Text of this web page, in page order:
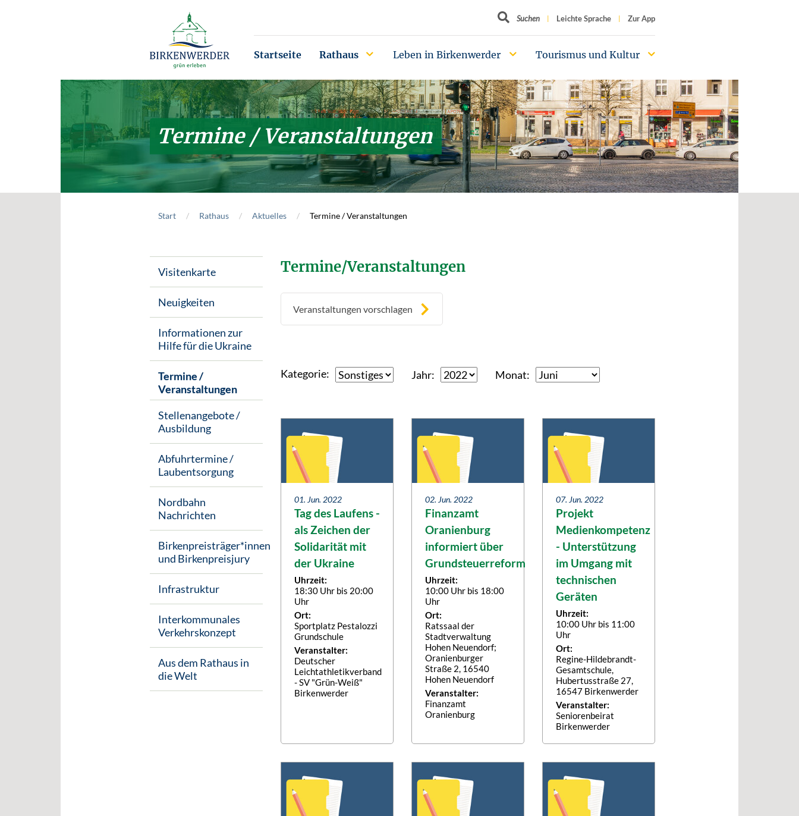
Suchbegriff
Suchen Leichte Sprache Zur App
Startseite Rathaus Leben in Birkenwerder Tourismus und Kultur
Termine / Veranstaltungen
Start Rathaus Aktuelles Termine / Veranstaltungen
Visitenkarte
Neuigkeiten
Informationen zur
Hilfe für die Ukraine
Termine /
Veranstaltungen
Stellenangebote /
Ausbildung
Abfuhrtermine /
Laubentsorgung
Nordbahn
Nachrichten
Birkenpreisträger*innen
und Birkenpreisjury
Infrastruktur
Interkommunales
Verkehrskonzept
Aus dem Rathaus in
die Welt
Termine/Veranstaltungen
Veranstaltungen vorschlagen
Kategorie Jahr Monat
01. Jun. 2022
Tag des Laufens -
als Zeichen der
Solidarität mit
der Ukraine
Uhrzeit:
18:30 Uhr bis 20:00
Uhr
Ort:
Sportplatz Pestalozzi
Grundschule
Veranstalter:
Deutscher
Leichtathletikverband
- SV "Grün-Weiß"
Birkenwerder
02. Jun. 2022
Finanzamt
Oranienburg
informiert über
Grundsteuerreform
Uhrzeit:
10:00 Uhr bis 18:00
Uhr
Ort:
Ratssaal der
Stadtverwaltung
Hohen Neuendorf;
Oranienburger
Straße 2, 16540
Hohen Neuendorf
Veranstalter:
Finanzamt
Oranienburg
07. Jun. 2022
Projekt
Medienkompetenz
- Unterstützung
im Umgang mit
technischen
Geräten
Uhrzeit:
10:00 Uhr bis 11:00
Uhr
Ort:
Regine-Hildebrandt-
Gesamtschule,
Hubertusstraße 27,
16547 Birkenwerder
Veranstalter:
Seniorenbeirat
Birkenwerder